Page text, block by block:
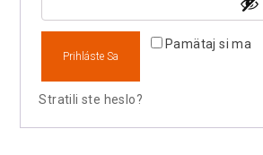
Pamätaj si ma
Prihláste Sa
Stratili ste heslo?